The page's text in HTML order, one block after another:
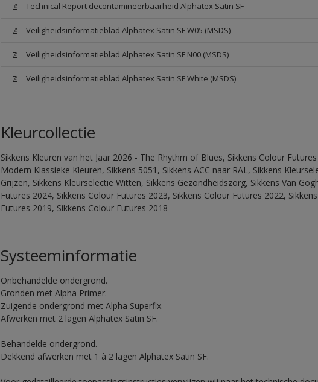
Technical Report decontamineerbaarheid Alphatex Satin SF
Veiligheidsinformatieblad Alphatex Satin SF W05 (MSDS)
Veiligheidsinformatieblad Alphatex Satin SF N00 (MSDS)
Veiligheidsinformatieblad Alphatex Satin SF White (MSDS)
Kleurcollectie
Sikkens Kleuren van het Jaar 2026 - The Rhythm of Blues, Sikkens Colour Futures
Modern Klassieke Kleuren, Sikkens 5051, Sikkens ACC naar RAL, Sikkens
Grijzen, Sikkens Kleurselectie Witten, Sikkens Gezondheidszorg, Sikkens Van
Futures 2024, Sikkens Colour Futures 2023, Sikkens Colour Futures 2022,
Futures 2019, Sikkens Colour Futures 2018
Systeeminformatie
Onbehandelde ondergrond.
Gronden met Alpha Primer.
Zuigende ondergrond met Alpha Superfix.
Afwerken met 2 lagen Alphatex Satin SF.
Behandelde ondergrond.
Dekkend afwerken met 1 à 2 lagen Alphatex Satin SF.